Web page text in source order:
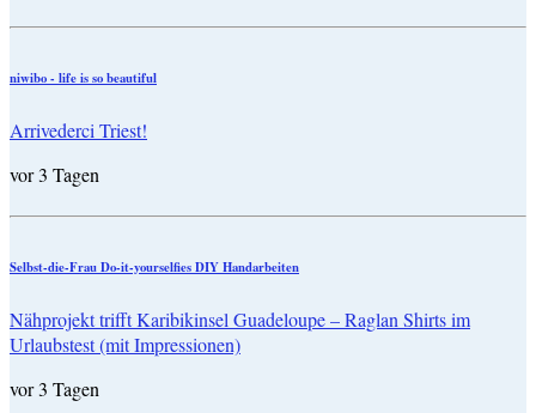
niwibo - life is so beautiful
Arrivederci Triest!
vor 3 Tagen
Selbst-die-Frau Do-it-yourselfies DIY Handarbeiten
Nähprojekt trifft Karibikinsel Guadeloupe – Raglan Shirts im
Urlaubstest (mit Impressionen)
vor 3 Tagen